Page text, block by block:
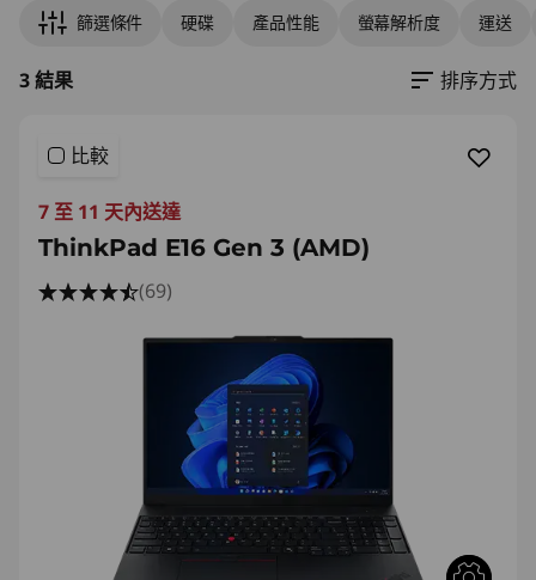
篩選條件 硬碟 產品性能 螢幕解析度 運送
3 結果 排序方式
比較
7 至 11 天內送達
ThinkPad E16 Gen 3 (AMD)
(69)